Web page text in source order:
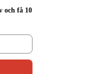
och få 10